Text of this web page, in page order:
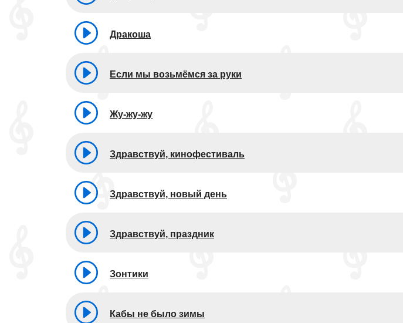
Дракоша
Если мы возьмёмся за руки
Жу-жу-жу
Здравствуй, кинофестиваль
Здравствуй, новый день
Здравствуй, праздник
Зонтики
Кабы не было зимы